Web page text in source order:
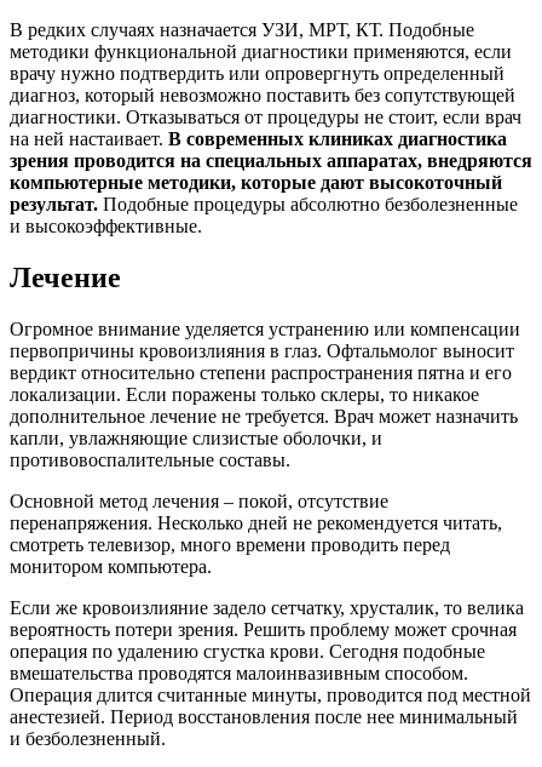
В редких случаях назначается УЗИ, МРТ, КТ. Подобные
методики функциональной диагностики применяются, если
врачу нужно подтвердить или опровергнуть определенный
диагноз, который невозможно поставить без сопутствующей
диагностики. Отказываться от процедуры не стоит, если врач
на ней настаивает. В современных клиниках диагностика
зрения проводится на специальных аппаратах, внедряются
компьютерные методики, которые дают высокоточный
результат. Подобные процедуры абсолютно безболезненные
и высокоэффективные.
Лечение
Огромное внимание уделяется устранению или компенсации
первопричины кровоизлияния в глаз. Офтальмолог выносит
вердикт относительно степени распространения пятна и его
локализации. Если поражены только склеры, то никакое
дополнительное лечение не требуется. Врач может назначить
капли, увлажняющие слизистые оболочки, и
противовоспалительные составы.
Основной метод лечения – покой, отсутствие
перенапряжения. Несколько дней не рекомендуется читать,
смотреть телевизор, много времени проводить перед
монитором компьютера.
Если же кровоизлияние задело сетчатку, хрусталик, то велика
вероятность потери зрения. Решить проблему может срочная
операция по удалению сгустка крови. Сегодня подобные
вмешательства проводятся малоинвазивным способом.
Операция длится считанные минуты, проводится под местной
анестезией. Период восстановления после нее минимальный
и безболезненный.